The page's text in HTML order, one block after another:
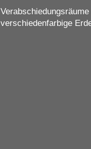
verschiedenfarbige